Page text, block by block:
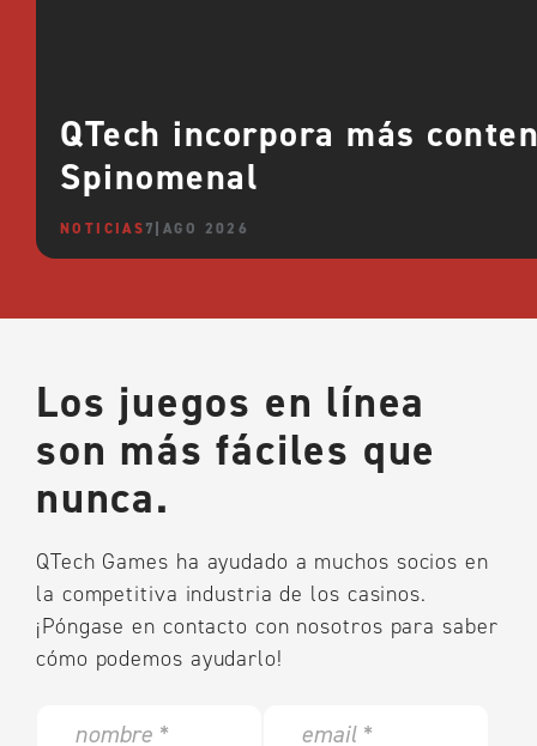
QTech incorpora más
Spinomenal
NOTICIAS7 AGO 2026
Los juegos en línea
son más fáciles que
nunca.
QTech Games ha ayudado a muchos socios en
la competitiva industria de los casinos.
¡Póngase en contacto con nosotros para saber
cómo podemos ayudarlo!